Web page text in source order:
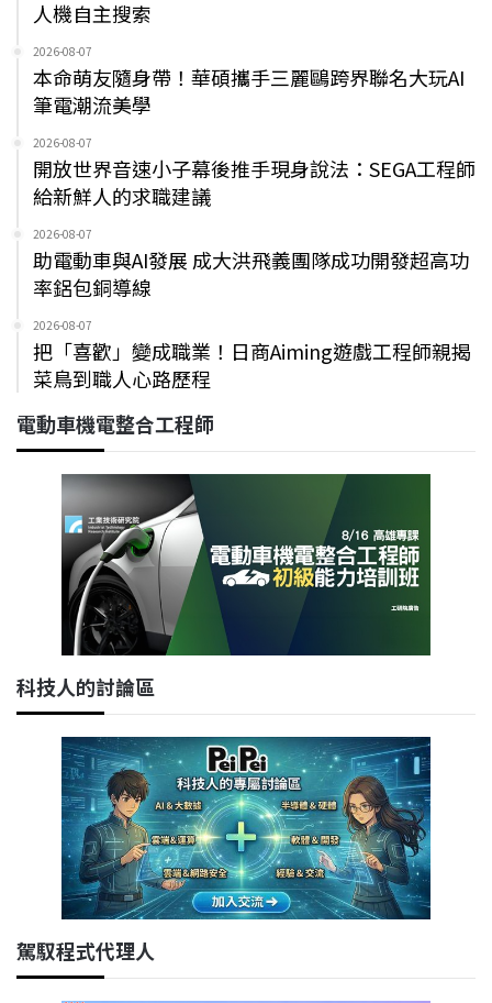
人機自主搜索
2026-08-07
本命萌友隨身帶！華碩攜手三麗鷗跨界聯名大玩AI
筆電潮流美學
2026-08-07
開放世界音速小子幕後推手現身說法：SEGA工程師
給新鮮人的求職建議
2026-08-07
助電動車與AI發展 成大洪飛義團隊成功開發超高功
率鋁包銅導線
2026-08-07
把「喜歡」變成職業！日商Aiming遊戲工程師親揭
菜鳥到職人心路歷程
電動車機電整合工程師
科技人的討論區
駕馭程式代理人